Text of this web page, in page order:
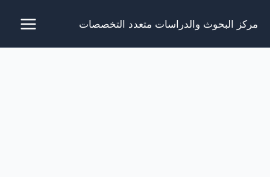
مركز البحوث والدراسات متعدد التخصصات